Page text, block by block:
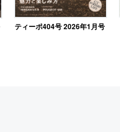
ティーポ404号 2026年1月号